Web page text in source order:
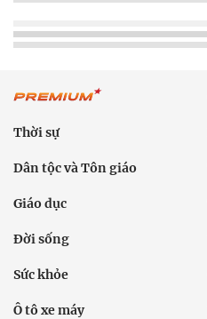
Thời sự
Dân tộc và Tôn giáo
Giáo dục
Đời sống
Sức khỏe
Ô tô xe máy